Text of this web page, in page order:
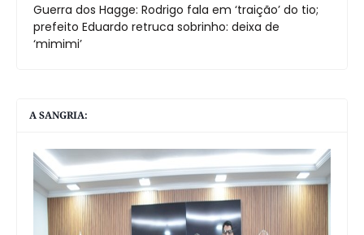
Guerra dos Hagge: Rodrigo fala em ‘traição’ do tio;
prefeito Eduardo retruca sobrinho: deixa de
‘mimimi’
A SANGRIA: